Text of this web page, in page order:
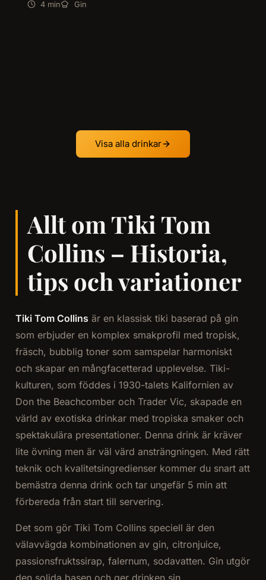
4 min Gin
Visa alla drinkar
Allt om Tiki Tom
Collins – Historia,
tips och variationer
Tiki Tom Collins är en klassisk tiki baserad på gin
som erbjuder en komplex smakprofil med tropisk,
fräsch, bubblig toner som samspelar harmoniskt
och skapar en mångfacetterad upplevelse. Tiki-
kulturen, som föddes i 1930-talets Kalifornien av
Don the Beachcomber och Trader Vic, skapade en
värld av exotiska drinkar med tropiska smaker och
spektakulära presentationer. Denna drink är kräver
lite övning men är väl värd ansträngningen. Med rätt
teknik och kvalitetsingredienser kommer du snart att
bemästra denna drink och tar ungefär 5 min att
förbereda från start till servering.
Det som gör Tiki Tom Collins speciell är den
välavvägda kombinationen av gin, citronjuice,
passionsfruktssirap, falernum, sodavatten. Gin utgör